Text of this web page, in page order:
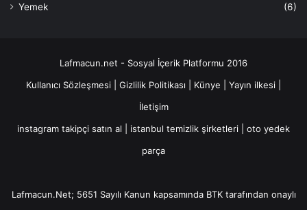
Yemek
(6)
Lafmacun.net - Sosyal İçerik Platformu 2016
Kullanıcı Sözleşmesi
Gizlilik Politikası Künye Yayın ilkesi
İletişim
instagram takipçi satın al
istanbul temizlik şirketleri
oto yedek
parça
Lafmacun.Net; 5651 Sayılı Kanun kapsamında BTK tarafından onaylı